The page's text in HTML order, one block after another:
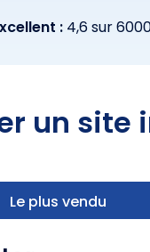
: 4,6 sur
un
Le plus vendu